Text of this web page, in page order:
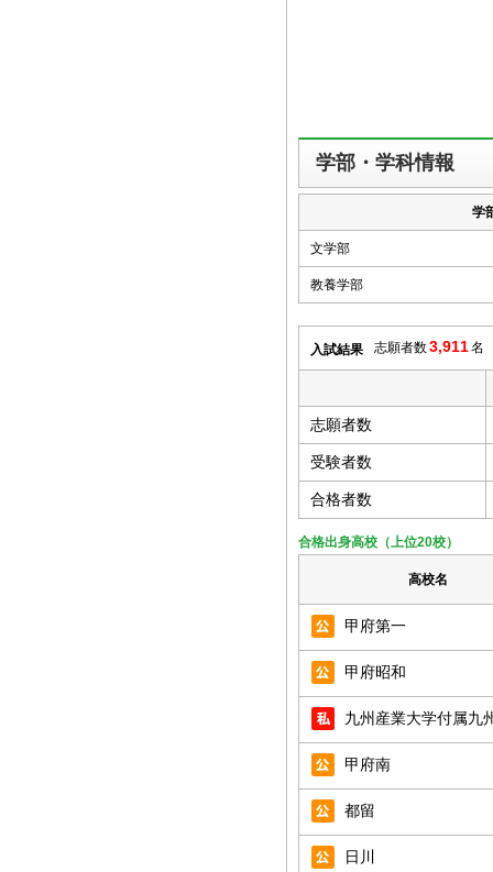
学部・学科情報
学
文学部
教養学部
入試結果 志願者数3,911名
志願者数
受験者数
合格者数
合格出身高校（上位20校）
高校名
甲府第一
甲府昭和
九州産業大学付属九
甲府南
都留
日川